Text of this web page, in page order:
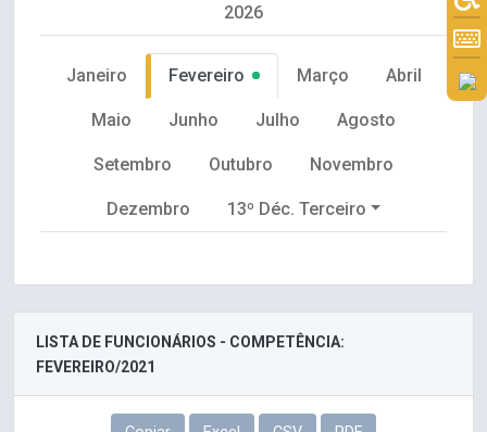
2026
Janeiro Fevereiro Março Abril
Maio Junho Julho Agosto
Setembro Outubro Novembro
Dezembro 13º Déc. Terceiro
LISTA DE FUNCIONÁRIOS - COMPETÊNCIA:
FEVEREIRO/2021